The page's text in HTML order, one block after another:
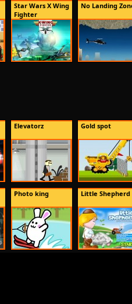
Star Wars X Wing
Fighter
No Landing
Elevatorz Gold spot
Photo king Little Shepherd